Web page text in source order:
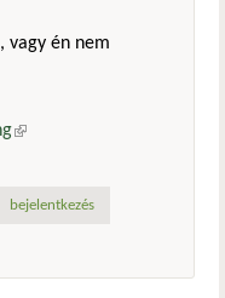
vagy én nem
(külső hivatkozás)
bejelentkezés